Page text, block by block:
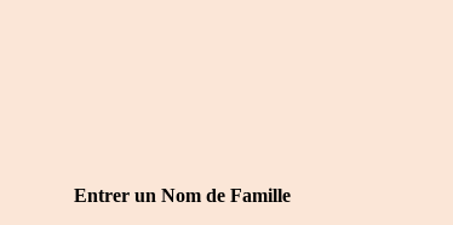
Entrer un Nom de Famille